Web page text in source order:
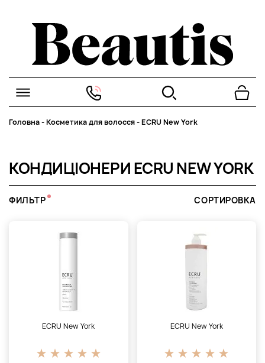
Головна-Косметика для волосся-ECRU New York
КОНДИЦІОНЕРИ ECRU NEW YORK
ФИЛЬТР СОРТИРОВКА
ECRU New York ECRU New York